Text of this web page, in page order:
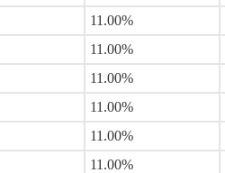
11.00%
11.00%
11.00%
11.00%
11.00%
11.00%